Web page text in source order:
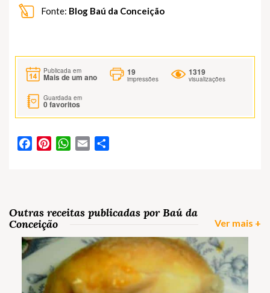
Fonte: Blog Baú da Conceição
Publicada em
Mais de um ano
19
impressões
1319
visualizações
Guardada em
0favoritos
FacebookPinterestWhatsApp
Email
Outras receitas publicadas por Baú da
Conceição
Ver mais +